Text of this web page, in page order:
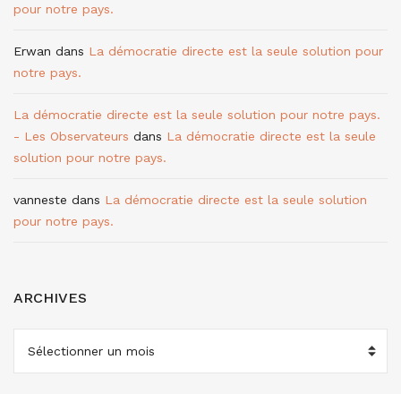
pour notre pays.
Erwan dans La démocratie directe est la seule solution pour
notre pays.
La démocratie directe est la seule solution pour notre pays.
- Les Observateurs dans La démocratie directe est la seule
solution pour notre pays.
vanneste dans La démocratie directe est la seule solution
pour notre pays.
ARCHIVES
ARCHIVES